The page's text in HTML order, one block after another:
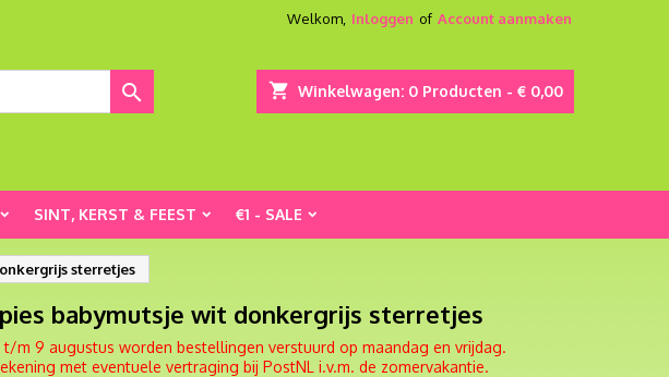
Welkom, Inloggen of Account aanmaken
shopping_cart Winkelwagen: 0 Producten - € 0,00

SINT, KERST & FEEST €1 - SALE
sterretjes
babymutsje wit donkergrijs sterretjes
t/m 9 augustus worden bestellingen verstuurd op maandag en vrijdag.
met eventuele vertraging bij PostNL i.v.m. de zomervakantie.